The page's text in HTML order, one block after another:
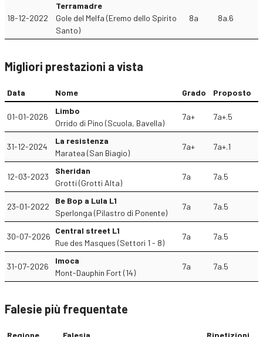
18-12-2022
Terramadre
Gole del Melfa (Eremo dello Spirito
Santo)
8a 8a.6
Migliori prestazioni a vista
Data Nome Grado Proposto
01-01-2026
Limbo
Orrido di Pino (Scuola, Bavella)
7a+ 7a+.5
31-12-2024
La resistenza
Maratea (San Biagio)
7a+ 7a+.1
12-03-2023
Sheridan
Grotti (Grotti Alta)
7a 7a.5
23-01-2022
Be Bop a Lula L1
Sperlonga (Pilastro di Ponente)
7a 7a.5
30-07-2026
Central street L1
Rue des Masques (Settori 1 - 8)
7a 7a.5
31-07-2026
Imoca
Mont-Dauphin Fort (14)
7a 7a.5
Falesie più frequentate
Regione Falesia Ripetizioni